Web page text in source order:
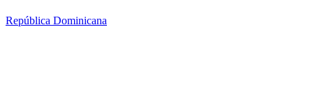
República Dominicana